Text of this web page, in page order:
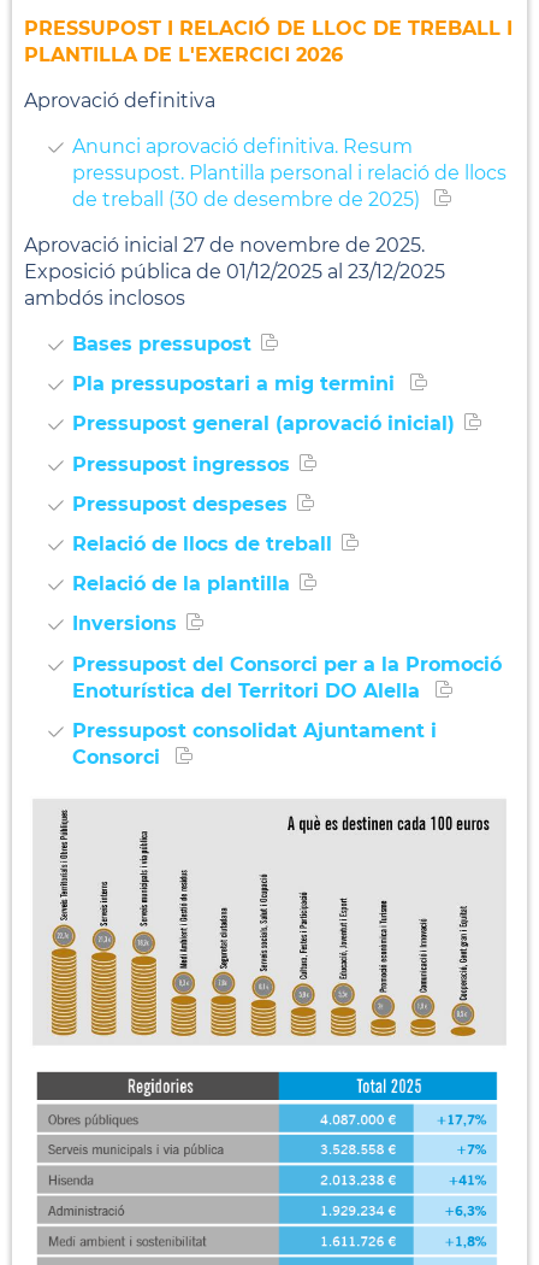
PRESSUPOST I RELACIÓ DE LLOC DE TREBALL I
PLANTILLA DE L'EXERCICI 2026
Aprovació definitiva
Anunci aprovació definitiva. Resum
pressupost. Plantilla personal i relació de llocs
de treball (30 de desembre de 2025)
Aprovació inicial 27 de novembre de 2025.
Exposició pública de 01/12/2025 al 23/12/2025
ambdós inclosos
Bases pressupost
Pla pressupostari a mig termini
Pressupost general (aprovació inicial)
Pressupost ingressos
Pressupost despeses
Relació de llocs de treball
Relació de la plantilla
Inversions
Pressupost del Consorci per a la Promoció
Enoturística del Territori DO Alella
Pressupost consolidat Ajuntament i
Consorci